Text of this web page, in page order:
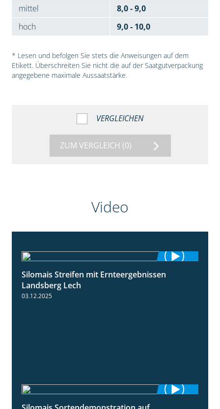
mittel
8,0 - 9,0
hoch
9,0 - 10,0
* Lesen und befolgen Sie stets die Anweisungen auf dem
Etikett. Überschreiten Sie nicht die auf der Saatgutverpackung
angegebene maximale Aussaatstärke.
VERGLEICHEN
ZUM VERGLEICH (0)
Video
11:01
Silomais Streifen mit Ernteergebnissen
Landsberg Lech
03.12.2025